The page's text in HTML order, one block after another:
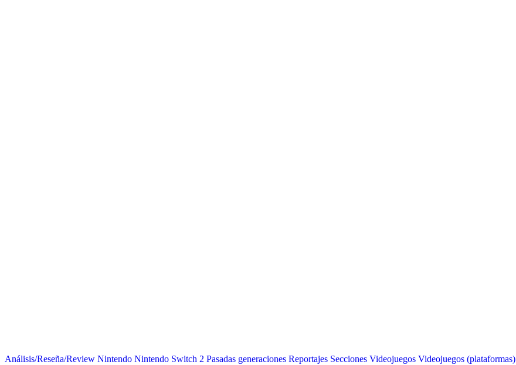
Análisis/Reseña/Review Nintendo Nintendo Switch 2 Pasadas generaciones Reportajes Secciones Videojuegos Videojuegos (plataformas)